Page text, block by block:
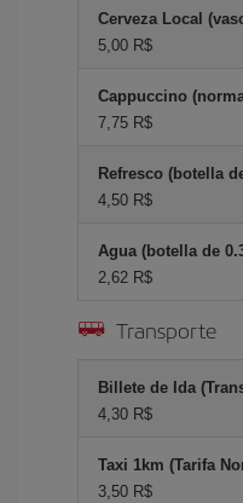
Cerveza Local
5,00 R$
Cappuccino
7,75 R$
Refresco (botella
4,50 R$
Agua (botella de
2,62 R$
Transporte
Billete de Ida
4,30 R$
Taxi 1km (Tarifa
3,50 R$